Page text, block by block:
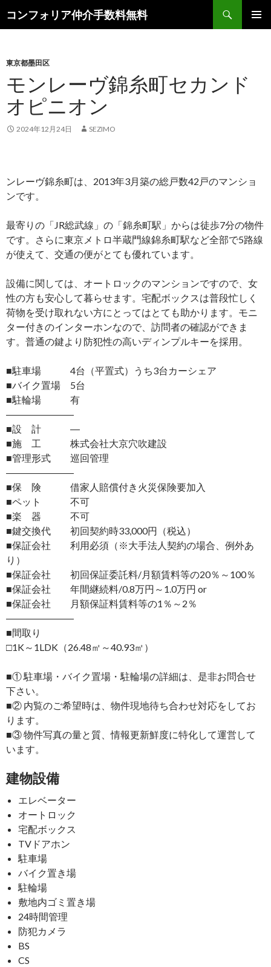
コンフォリア仲介手数料無料
索
ン
へ
ス
キ
ッ
東京都墨田区
モンレーヴ錦糸町セカンド
オピニオン
2024年12月24日 SEZIMO
ンレーヴ錦糸町は、2013年3月築の総戸数42戸のマンショ
ンです。
最寄りの「JR総武線」の「錦糸町駅」からは徒歩7分の物件
です。さらに東京メトロ半蔵門線錦糸町駅など全部で5路線
が使えて、交通の便がとても優れています。
設備に関しては、オートロックのマンションですので、女
性の方も安心して暮らせます。宅配ボックスは普段忙しく
荷物を受け取れない方にとってはとても助かります。モニ
ター付きのインターホンなので、訪問者の確認ができま
す。普通の鍵より防犯性の高いディンプルキーを採用。
■駐車場 4台（平置式）うち3台カーシェア
■バイク置場 5台
■駐輪場 有
―――――――
■設 計 ―
■施 工 株式会社大京穴吹建設
■管理形式 巡回管理
―――――――
■保 険 借家人賠償付き火災保険要加入
■ペット 不可
■楽 器 不可
■鍵交換代 初回契約時33,000円（税込）
■保証会社 利用必須（※大手法人契約の場合、例外あ
り）
■保証会社 初回保証委託料/月額賃料等の20％～100％
■保証会社 年間継続料/0.8万円～1.0万円 or
■保証会社 月額保証料賃料等の1％～2％
―――――――
■間取り
□1K～1LDK（26.48㎡～40.93㎡）
■① 駐車場・バイク置場・駐輪場の詳細は、是非お問合せ
下さい。
■② 内覧のご希望時は、物件現地待ち合わせ対応をしてお
ります。
■③ 物件写真の量と質、情報更新鮮度に特化して運営して
います。
建物設備
エレベーター
オートロック
宅配ボックス
TVドアホン
駐車場
バイク置き場
駐輪場
敷地内ゴミ置き場
24時間管理
防犯カメラ
BS
CS